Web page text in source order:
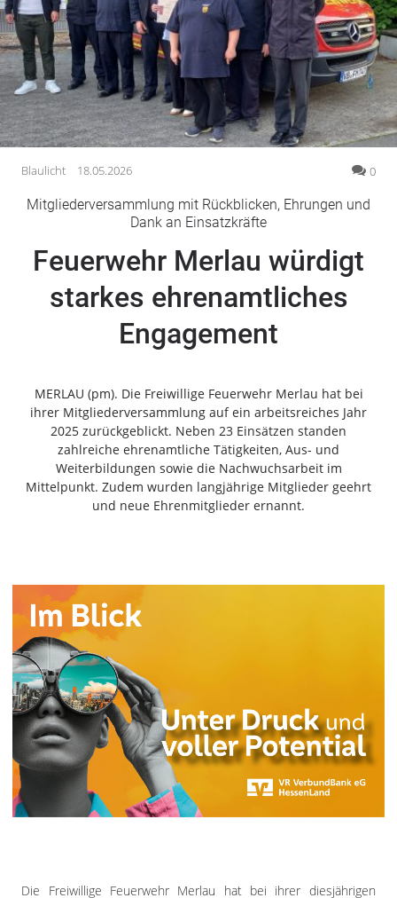
Gesundheit
Kultur
Lifestyle
Wirtschaft
Vogelsberg
Alsfeld
Lauterbach
Homberg
Ohm
Schotten
Feldatal
Freiensteinau
Gemünden
Grebenau
Grebenhain
Herbstein
Mücke
Schwalmtal
Ulrichstein
Wartenberg
Schwalm
Fulda
Gießen
Impressum
Blaulicht 18.05.2026 0
Mitgliederversammlung mit Rückblicken, Ehrungen und
Dank an Einsatzkräfte
Feuerwehr Merlau würdigt
starkes ehrenamtliches
Engagement
MERLAU (pm). Die Freiwillige Feuerwehr Merlau hat bei
ihrer Mitgliederversammlung auf ein arbeitsreiches Jahr
2025 zurückgeblickt. Neben 23 Einsätzen standen
zahlreiche ehrenamtliche Tätigkeiten, Aus- und
Weiterbildungen sowie die Nachwuchsarbeit im
Mittelpunkt. Zudem wurden langjährige Mitglieder geehrt
und neue Ehrenmitglieder ernannt.
Die Freiwillige Feuerwehr Merlau hat bei ihrer diesjährigen